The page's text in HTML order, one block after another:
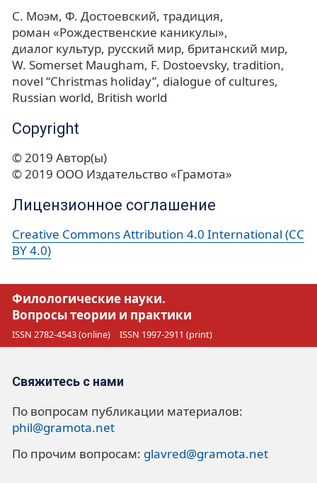
С. Моэм Ф. Достоевский традиция
роман «Рождественские каникулы»
диалог культур русский мир британский мир
W. Somerset Maugham F. Dostoevsky tradition
novel “Christmas holiday” dialogue of cultures
Russian world British world
Copyright
© 2019 Автор(ы)
© 2019 ООО Издательство «Грамота»
Лицензионное соглашение
Creative Commons Attribution 4.0 International (CC
BY 4.0)
Филологические науки.
Вопросы теории и практики
ISSN 2782-4543 (online) ISSN 1997-2911 (print)
Свяжитесь с нами
По вопросам публикации материалов:
phil@gramota.net
По прочим вопросам: glavred@gramota.net